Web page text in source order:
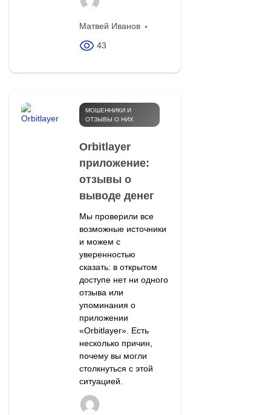
Матвей Иванов
43
МОШЕННИКИ И
ОТЗЫВЫ О НИХ
Orbitlayer
приложение:
отзывы о
выводе денег
Мы проверили все
возможные источники
и можем с
уверенностью
сказать: в открытом
доступе нет ни одного
отзыва или
упоминания о
приложении
«Orbitlayer». Есть
несколько причин,
почему вы могли
столкнуться с этой
ситуацией.